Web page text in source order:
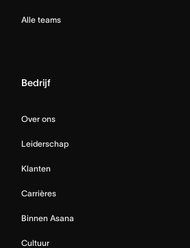
Alle teams
Bedrijf
Over ons
Leiderschap
Klanten
Carrières
Binnen Asana
Cultuur